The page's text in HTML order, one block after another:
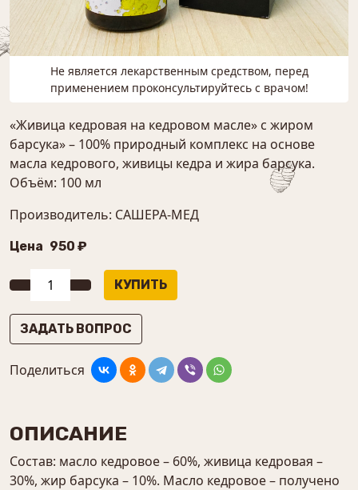
Не является лекарственным средством, перед
применением проконсультируйтесь с врачом!
«Живица кедровая на кедровом масле» с жиром
барсука» – 100% природный комплекс на основе
масла кедрового, живицы кедра и жира барсука.
Объём: 100 мл
Производитель: САШЕРА-МЕД
Цена 950 ₽
ЗАДАТЬ ВОПРОС
Поделиться
ОПИСАНИЕ
Состав: масло кедровое – 60%, живица кедровая –
30%, жир барсука – 10%. Масло кедровое – получено